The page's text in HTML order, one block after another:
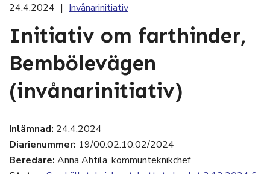
24.4.2024 | Invånarinitiativ
Initiativ om farthinder,
Bembölevägen
(invånarinitiativ)
Inlämnad: 24.4.2024
Diarienummer: 19/00.02.10.02/2024
Beredare: Anna Ahtila, kommunteknikchef